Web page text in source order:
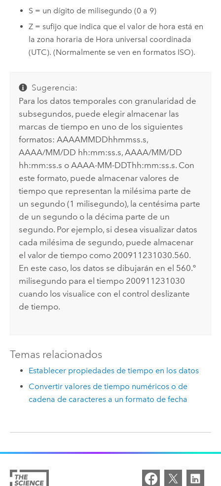
S = un dígito de milisegundo (0 a 9)
Z = sufijo que indica que el valor de hora está en
la zona horaria de Hora universal coordinada
(UTC). (Normalmente se ven en formatos ISO).
Sugerencia:
Para los datos temporales con granularidad de
subsegundos, puede elegir almacenar las
marcas de tiempo en uno de los siguientes
formatos: AAAAMMDDhhmmss.s,
AAAA/MM/DD hh:mm:ss.s, AAAA/MM/DD
hh:mm:ss.s o AAAA-MM-DDThh:mm:ss.s. Con
este formato, puede almacenar valores de
tiempo que representan la milésima parte de
un segundo (1 milisegundo), la centésima parte
de un segundo o la décima parte de un
segundo. Por ejemplo, si desea visualizar datos
cada milésima de segundo, puede almacenar
el valor de tiempo como 200911231030.560.
En este caso, los datos se dibujarán en el 560.º
milisegundo para el tiempo 200911231030
cuando los visualice con el control deslizante
de tiempo.
Temas relacionados
Establecer propiedades de tiempo en los datos
Convertir valores de tiempo numéricos o de
cadena de caracteres a un formato de fecha